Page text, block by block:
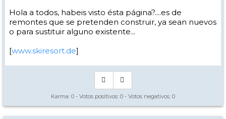
Hola a todos, habeis visto ésta página?....es de
remontes que se pretenden construir, ya sean nuevos
o para sustituir alguno existente...
[www.skiresort.de]
Karma: 0 - Votos positivos: 0 - Votos negativos: 0